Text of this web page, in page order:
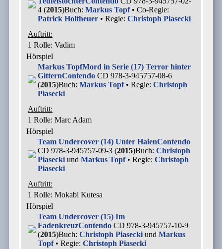
4 (2015)Buch: Markus Topf• Co-Regie:
Patrick Holtheuer• Regie: Christoph Piasecki
Auftritt:
1 Rolle: Vadim
Hörspiel
Markus TopfMord in Serie (17) Terror hinter
GitternContendoCD 978-3-945757-08-6
(2015)Buch: Markus Topf• Regie: Christoph
Piasecki
Auftritt:
1 Rolle: Marc Adam
Hörspiel
Team Undercover (14) Unter HaienContendo
CD 978-3-945757-09-3 (2015)Buch: Christoph
Piaseckiund Markus Topf• Regie: Christoph
Piasecki
Auftritt:
1 Rolle: Mokabi Kutesa
Hörspiel
Team Undercover (15) Im
FadenkreuzContendoCD 978-3-945757-10-9
(2015)Buch: Christoph Piaseckiund Markus
Topf• Regie: Christoph Piasecki